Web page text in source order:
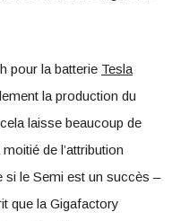
pour la batterie Tesla
la production du
laisse beaucoup de
de l’attribution
si le Semi est un succès –
que la Gigafactory